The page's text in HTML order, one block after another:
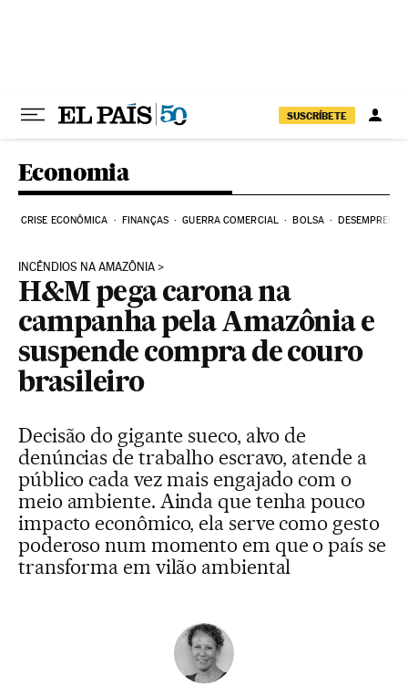
SUSCRÍBETE
Economia
CRISE ECONÔMICA FINANÇAS GUERRA COMERCIAL BOLSA DESEMPREGO
INCÊNDIOS NA AMAZÔNIA
H&M pega carona na
campanha pela Amazônia e
suspende compra de couro
brasileiro
Decisão do gigante sueco, alvo de
denúncias de trabalho escravo, atende a
público cada vez mais engajado com o
meio ambiente. Ainda que tenha pouco
impacto econômico, ela serve como gesto
poderoso num momento em que o país se
transforma em vilão ambiental